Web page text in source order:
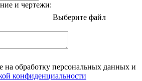
и чертежи:
Выберите файл
на обработку персональных данных и
конфиденциальности